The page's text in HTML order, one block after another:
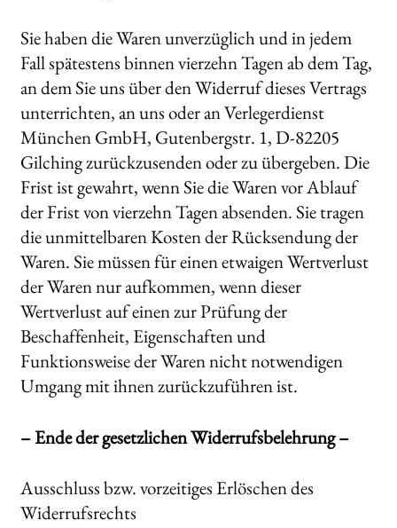
Sie haben die Waren unverzüglich und in jedem
Fall spätestens binnen vierzehn Tagen ab dem Tag,
an dem Sie uns über den Widerruf dieses Vertrags
unterrichten, an uns oder an Verlegerdienst
München GmbH, Gutenbergstr. 1, D-82205
Gilching zurückzusenden oder zu übergeben. Die
Frist ist gewahrt, wenn Sie die Waren vor Ablauf
der Frist von vierzehn Tagen absenden. Sie tragen
die unmittelbaren Kosten der Rücksendung der
Waren. Sie müssen für einen etwaigen Wertverlust
der Waren nur aufkommen, wenn dieser
Wertverlust auf einen zur Prüfung der
Beschaffenheit, Eigenschaften und
Funktionsweise der Waren nicht notwendigen
Umgang mit ihnen zurückzuführen ist.
– Ende der gesetzlichen Widerrufsbelehrung –
Ausschluss bzw. vorzeitiges Erlöschen des
Widerrufsrechts